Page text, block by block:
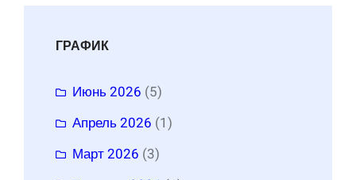
ГРАФИК
Июнь 2026 (5)
Апрель 2026 (1)
Март 2026 (3)